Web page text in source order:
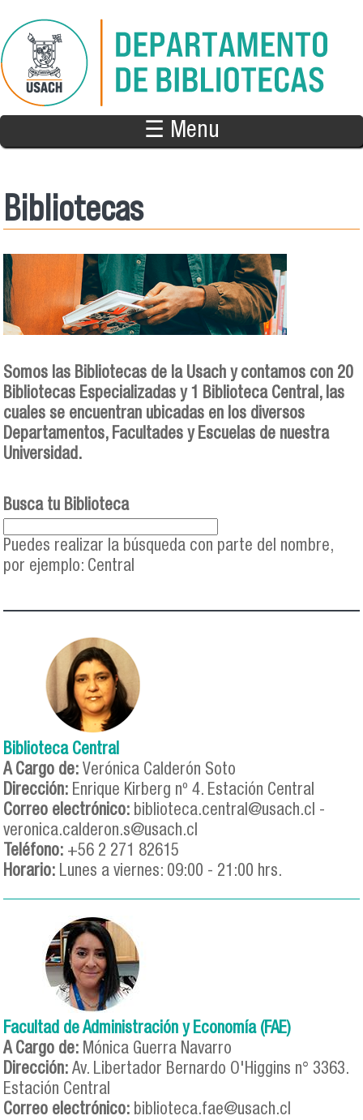
☰ Menu
Bibliotecas
Somos las Bibliotecas de la Usach y contamos con 20
Bibliotecas Especializadas y 1 Biblioteca Central, las
cuales se encuentran ubicadas en los diversos
Departamentos, Facultades y Escuelas de nuestra
Universidad.
Busca tu Biblioteca
Puedes realizar la búsqueda con parte del nombre,
por ejemplo: Central
Biblioteca Central
A Cargo de: Verónica Calderón Soto
Dirección: Enrique Kirberg nº 4. Estación Central
Correo electrónico: biblioteca.central@usach.cl -
veronica.calderon.s@usach.cl
Teléfono: +56 2 271 82615
Horario: Lunes a viernes: 09:00 - 21:00 hrs.
Facultad de Administración y Economía (FAE)
A Cargo de: Mónica Guerra Navarro
Dirección: Av. Libertador Bernardo O'Higgins n° 3363.
Estación Central
Correo electrónico: biblioteca.fae@usach.cl